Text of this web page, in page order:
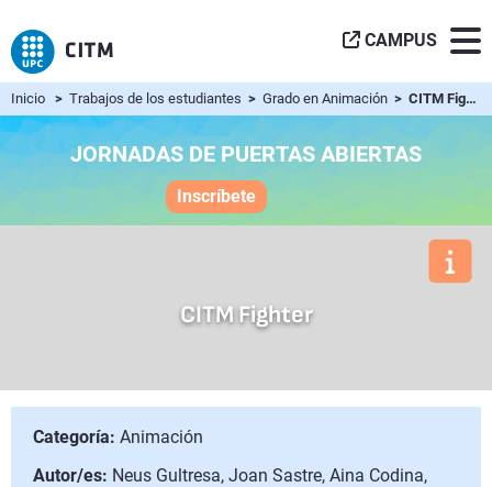
CAMPUS
Inicio > Trabajos de los estudiantes > Grado en Animación > CITM Fighter
JORNADAS DE PUERTAS ABIERTAS
Inscríbete
CITM Fighter
Categoría: Animación
Autor/es: Neus Gultresa, Joan Sastre, Aina Codina,